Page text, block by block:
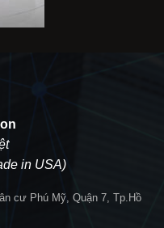
in USA)
cư Phú Mỹ, Quận 7, Tp.Hồ